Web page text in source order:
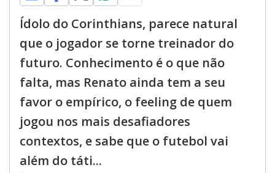
Ídolo do Corinthians, parece natural
que o jogador se torne treinador do
futuro. Conhecimento é o que não
falta, mas Renato ainda tem a seu
favor o empírico, o feeling de quem
jogou nos mais desafiadores
contextos, e sabe que o futebol vai
além do táti...